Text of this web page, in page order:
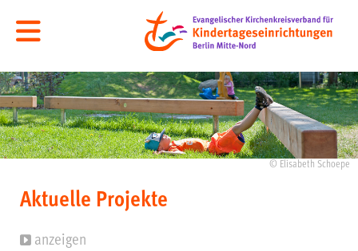
© Elisabeth Schoepe
Aktuelle Projekte
anzeigen